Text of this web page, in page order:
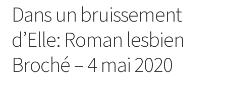
Dans un bruissement
d’Elle: Roman lesbien
Broché – 4 mai 2020